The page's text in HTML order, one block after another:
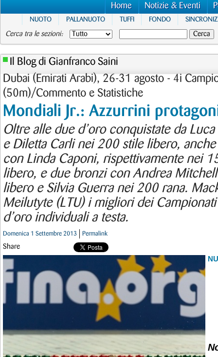
Home Notizie & Eventi
NUOTO PALLANUOTO TUFFI FONDO
Cerca tra le sezioni:
Il Blog di Gianfranco Saini
Dubai (Emirati Arabi), 26-31 agosto - 4i
(50m)/Commento e Statistiche
Mondiali Jr.: Azzurrini
Oltre alle due d’oro conquistate da
e Diletta Carli nei 200 stile libero,
con Linda Caponi, rispettivamente nei
libero, e due bronzi con Andrea
libero e Silvia Guerra nei 200 rana.
Meilutyte (LTU) i migliori dei
d’oro individuali a testa.
Domenica 1 Settembre 2013 Permalink
Share